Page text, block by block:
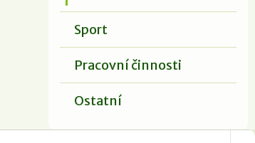
Sport
Pracovní činnosti
Ostatní